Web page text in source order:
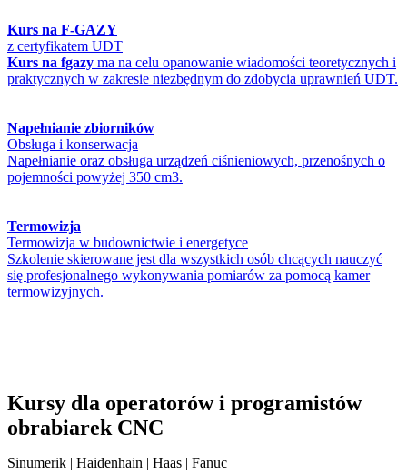
Kurs na F-GAZY
z certyfikatem UDT
Kurs na fgazy ma na celu opanowanie wiadomości teoretycznych i
praktycznych w zakresie niezbędnym do zdobycia uprawnień UDT.
Napełnianie zbiorników
Obsługa i konserwacja
Napełnianie oraz obsługa urządzeń ciśnieniowych, przenośnych o
pojemności powyżej 350 cm3.
Termowizja
Termowizja w budownictwie i energetyce
Szkolenie skierowane jest dla wszystkich osób chcących nauczyć
się profesjonalnego wykonywania pomiarów za pomocą kamer
termowizyjnych.
Kursy dla operatorów i programistów
obrabiarek CNC
Sinumerik | Haidenhain | Haas | Fanuc